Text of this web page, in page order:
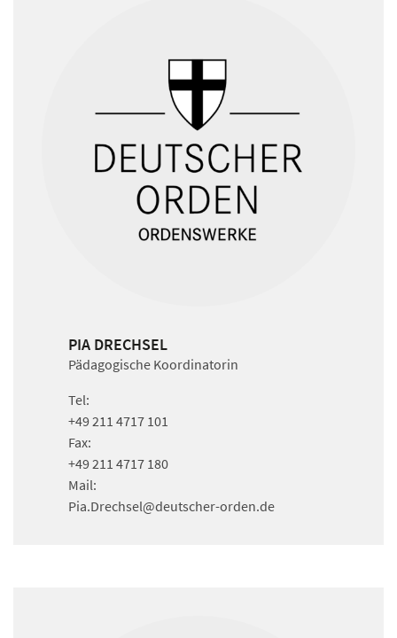
PIA DRECHSEL
Pädagogische Koordinatorin
Tel:
+49 211 4717 101
Fax:
+49 211 4717 180
Mail:
Pia.Drechsel@deutscher-orden.de